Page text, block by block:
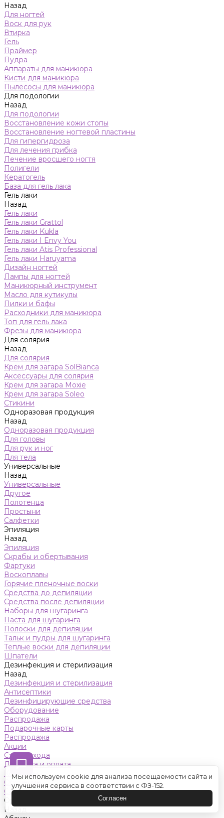
Назад
Для ногтей
Воск для рук
Втирка
Гель
Праймер
Пудра
Аппараты для маникюра
Кисти для маникюра
Пылесосы для маникюра
Для подологии
Назад
Для подологии
Восстановление кожи стопы
Восстановление ногтевой пластины
Для гипергидроза
Для лечения грибка
Лечение вросшего ногтя
Полигели
Кератогель
База для гель лака
Гель лаки
Назад
Гель лаки
Гель лаки Grattol
Гель лаки Kukla
Гель лаки I Envy You
Гель лаки Atis Professional
Гель лаки Haruyama
Дизайн ногтей
Лампы для ногтей
Маникюрный инструмент
Масло для кутикулы
Пилки и бафы
Расходники для маникюра
Топ для гель лака
Фрезы для маникюра
Для солярия
Назад
Для солярия
Крем для загара SolBianca
Аксессуары для солярия
Крем для загара Moxie
Крем для загара Soleo
Стикини
Одноразовая продукция
Назад
Одноразовая продукция
Для головы
Для рук и ног
Для тела
Универсальные
Назад
Универсальные
Другое
Полотенца
Простыни
Салфетки
Эпиляция
Назад
Эпиляция
Скрабы и обертывания
Фартуки
Воскоплавы
Горячие пленочные воски
Средства до депиляции
Средства после депиляции
Наборы для шугаринга
Паста для шугаринга
Полоски для депиляции
Тальк и пудры для шугаринга
Теплые воски для депиляции
Шпатели
Дезинфекция и стерилизация
Назад
Дезинфекция и стерилизация
Антисептики
Дезинфицирующие средства
Оборудование
Распродажа
Подарочные карты
Распродажа
Акции
Схемы ухода
Доставка и оплата
Контакты
Обучение
Салон красоты
Оренбург
Назад
Мы используем cookie для анализа посещаемости сайта и
улучшения сервиса в соответствии с ФЗ-152.
Согласен